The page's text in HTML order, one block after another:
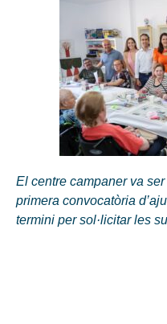
El centre campaner va
primera convocatòria
termini per sol·licitar les